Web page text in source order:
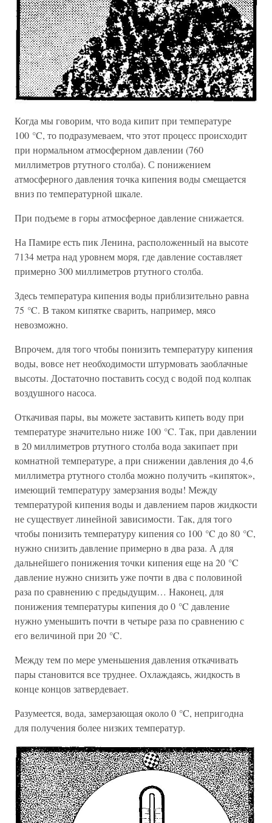
Когда мы говорим, что вода кипит при температуре
100 °C, то подразумеваем, что этот процесс происходит
при нормальном атмосферном давлении (760
миллиметров ртутного столба). С понижением
атмосферного давления точка кипения воды смещается
вниз по температурной шкале.
При подъеме в горы атмосферное давление снижается.
На Памире есть пик Ленина, расположенный на высоте
7134 метра над уровнем моря, где давление составляет
примерно 300 миллиметров ртутного столба.
Здесь температура кипения воды приблизительно равна
75 °C. В таком кипятке сварить, например, мясо
невозможно.
Впрочем, для того чтобы понизить температуру кипения
воды, вовсе нет необходимости штурмовать заоблачные
высоты. Достаточно поставить сосуд с водой под колпак
воздушного насоса.
Откачивая пары, вы можете заставить кипеть воду при
температуре значительно ниже 100 °C. Так, при давлении
в 20 миллиметров ртутного столба вода закипает при
комнатной температуре, а при снижении давления до 4,6
миллиметра ртутного столба можно получить «кипяток»,
имеющий температуру замерзания воды! Между
температурой кипения воды и давлением паров жидкости
не существует линейной зависимости. Так, для того
чтобы понизить температуру кипения со 100 °C до 80 °C,
нужно снизить давление примерно в два раза. А для
дальнейшего понижения точки кипения еще на 20 °C
давление нужно снизить уже почти в два с половиной
раза по сравнению с предыдущим… Наконец, для
понижения температуры кипения до 0 °C давление
нужно уменьшить почти в четыре раза по сравнению с
его величиной при 20 °C.
Между тем по мере уменьшения давления откачивать
пары становится все труднее. Охлаждаясь, жидкость в
конце концов затвердевает.
Разумеется, вода, замерзающая около 0 °C, непригодна
для получения более низких температур.